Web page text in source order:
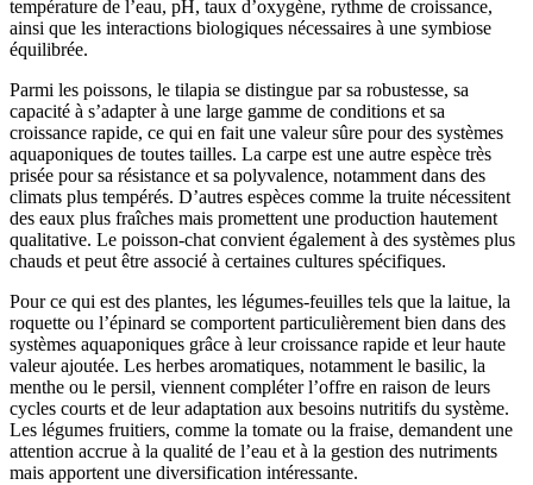
température de l’eau, pH, taux d’oxygène, rythme de croissance,
ainsi que les interactions biologiques nécessaires à une symbiose
équilibrée.
Parmi les poissons, le tilapia se distingue par sa robustesse, sa
capacité à s’adapter à une large gamme de conditions et sa
croissance rapide, ce qui en fait une valeur sûre pour des systèmes
aquaponiques de toutes tailles. La carpe est une autre espèce très
prisée pour sa résistance et sa polyvalence, notamment dans des
climats plus tempérés. D’autres espèces comme la truite nécessitent
des eaux plus fraîches mais promettent une production hautement
qualitative. Le poisson-chat convient également à des systèmes plus
chauds et peut être associé à certaines cultures spécifiques.
Pour ce qui est des plantes, les légumes-feuilles tels que la laitue, la
roquette ou l’épinard se comportent particulièrement bien dans des
systèmes aquaponiques grâce à leur croissance rapide et leur haute
valeur ajoutée. Les herbes aromatiques, notamment le basilic, la
menthe ou le persil, viennent compléter l’offre en raison de leurs
cycles courts et de leur adaptation aux besoins nutritifs du système.
Les légumes fruitiers, comme la tomate ou la fraise, demandent une
attention accrue à la qualité de l’eau et à la gestion des nutriments
mais apportent une diversification intéressante.